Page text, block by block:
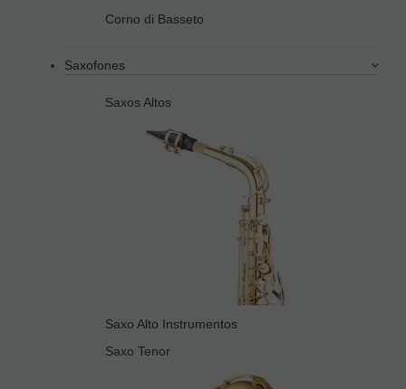
Corno di Basseto
Saxofones
Saxos Altos
Saxo Alto Instrumentos
Saxo Tenor